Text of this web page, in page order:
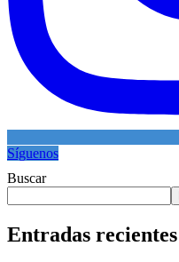
Síguenos
Buscar
Entradas recientes